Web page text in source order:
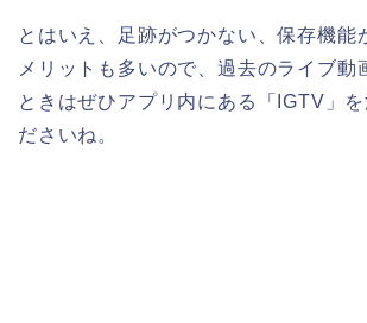
とはいえ、足跡がつかない、保存機能
メリットも多いので、過去のライブ動
ときはぜひアプリ内にある「IGTV」を
ださいね。